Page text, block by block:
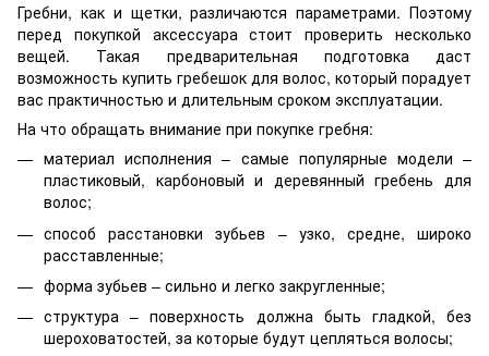
Гребни, как и щетки, различаются параметрами. Поэтому
перед покупкой аксессуара стоит проверить несколько
вещей. Такая предварительная подготовка даст
возможность купить гребешок для волос, который порадует
вас практичностью и длительным сроком эксплуатации.
На что обращать внимание при покупке гребня:
материал исполнения – самые популярные модели –
пластиковый, карбоновый и деревянный гребень для
волос;
способ расстановки зубьев – узко, средне, широко
расставленные;
форма зубьев – сильно и легко закругленные;
структура – поверхность должна быть гладкой, без
шероховатостей, за которые будут цепляться волосы;